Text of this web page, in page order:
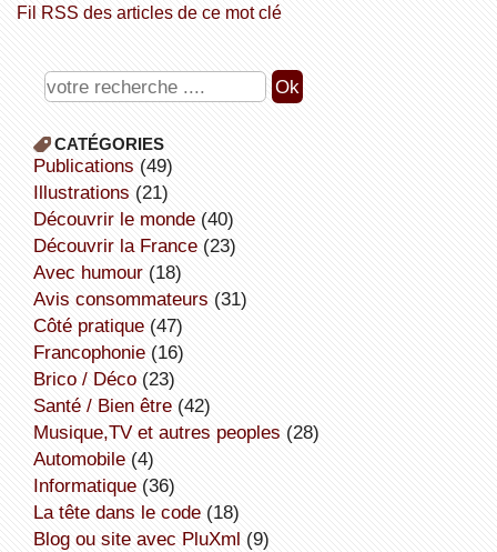
Fil RSS des articles de ce mot clé
CATÉGORIES
publications (49)
illustrations (21)
découvrir le monde(40)
découvrir la France(23)
avec humour(18)
avis consommateurs (31)
côté pratique(47)
Francophonie(16)
Brico / Déco(23)
Santé / Bien être(42)
Musique,TV et autres peoples (28)
Automobile(4)
informatique(36)
la tête dans le code(18)
Blog ou site avec PluXml (9)